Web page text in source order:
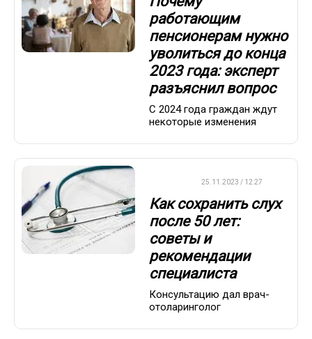
работающим
пенсионерам нужно
уволиться до конца
2023 года: эксперт
разъяснил вопрос
С 2024 года граждан ждут
некоторые изменения
25.11.2023 / 12:27
Как сохранить слух
после 50 лет:
советы и
рекомендации
специалиста
Консультацию дал врач-
отоларинголог